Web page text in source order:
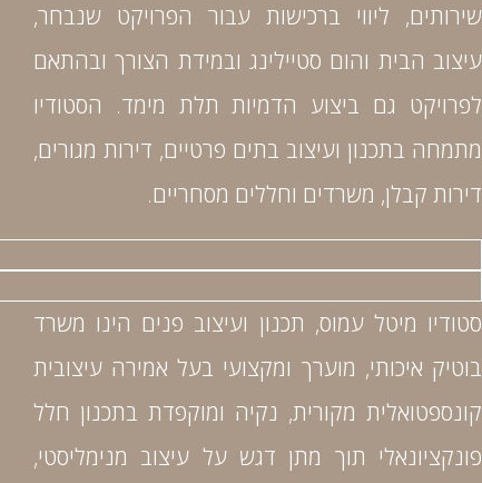
שירותים, ליווי ברכישות עבור הפרויקט שנבחר,
עיצוב הבית והום סטיילינג ובמידת הצורך ובהתאם
לפרויקט גם ביצוע הדמיות תלת מימד. הסטודיו
מתמחה בתכנון ועיצוב בתים פרטיים, דירות מגורים,
דירות קבלן, משרדים וחללים מסחריים.
סטודיו מיטל עמוס, תכנון ועיצוב פנים הינו משרד
בוטיק איכותי, מוערך ומקצועי בעל אמירה עיצובית
קונספטואלית מקורית, נקיה ומוקפדת בתכנון חלל
פונקציונאלי תוך מתן דגש על עיצוב מנימליסטי,